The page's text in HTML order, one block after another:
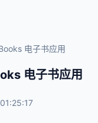
电子书应用
电子书应用